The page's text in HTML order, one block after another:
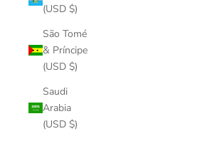
(USD $)
São Tomé
& Príncipe
(USD $)
Saudi
Arabia
(USD $)